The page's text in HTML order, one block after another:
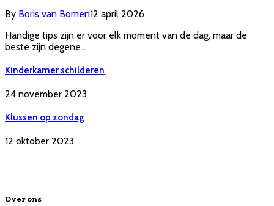
By Boris van Bomen12 april 2026
Handige tips zijn er voor elk moment van de dag, maar de
beste zijn degene…
Kinderkamer schilderen
24 november 2023
Klussen op zondag
12 oktober 2023
Over ons